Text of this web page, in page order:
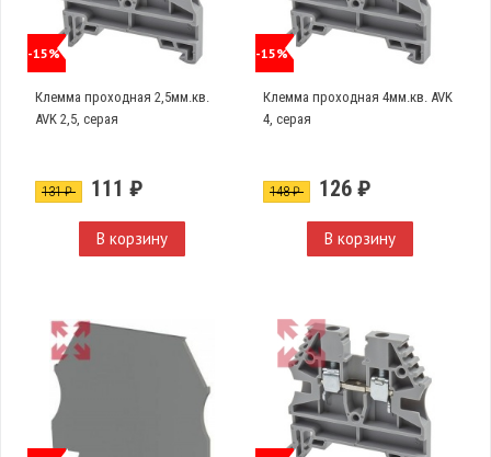
-15%
Клемма проходная 2,5мм.кв.
AVK 2,5, серая
131 ₽ 111 ₽
В корзину
-15%
Клемма проходная 4мм.кв. AVK
4, серая
148 ₽ 126 ₽
В корзину